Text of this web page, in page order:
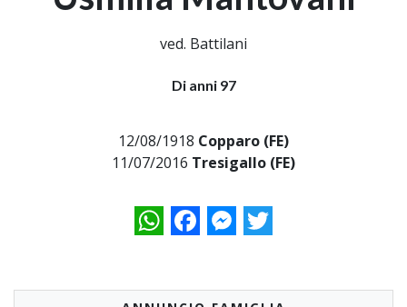
ved. Battilani
Di anni 97
12/08/1918 Copparo (FE)
11/07/2016 Tresigallo (FE)
WhatsAppFacebookMessenger
Twitter